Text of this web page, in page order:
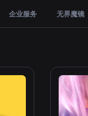
企业服务 无界魔镜